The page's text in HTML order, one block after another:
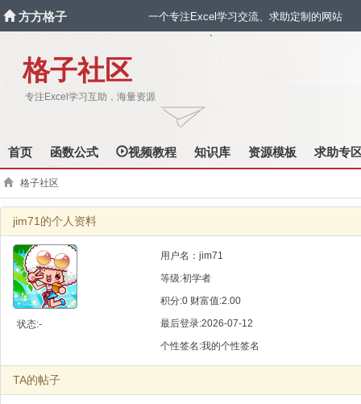
方方格子 一个专注Excel学习交流、求助定制的网站
格子社区
专注Excel学习互助，海量资源
`
首页 函数公式 视频教程 知识库 资源模板 求助专
格子社区
jim71的个人资料
状态:-
用户名：jim71
等级:初学者
积分:0 财富值:2.00
最后登录:2026-07-12
个性签名:我的个性签名
TA的帖子